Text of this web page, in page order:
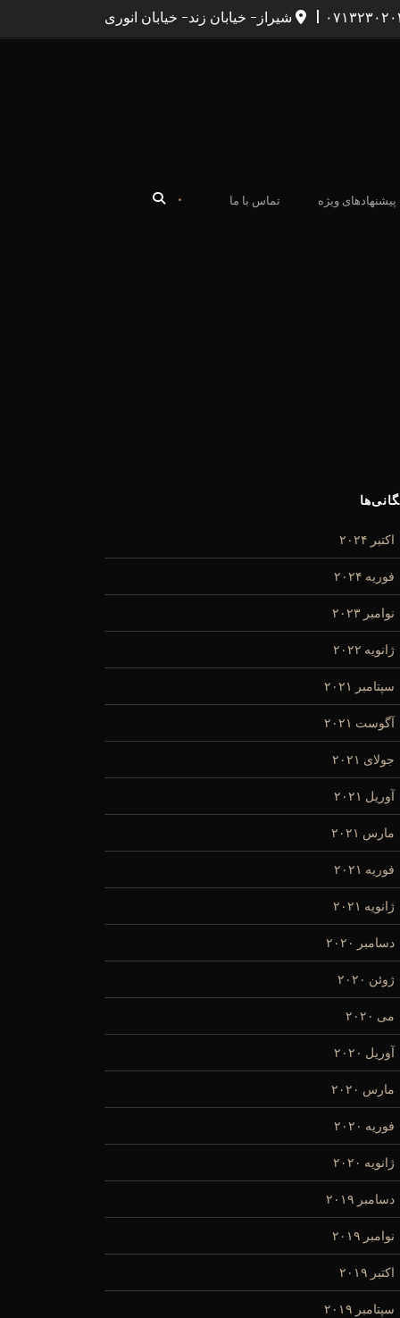
شیراز- خیابان زند- خیابان انوری
پیشنهادهای ویژه تماس با ما •
اکتبر ۲۰۲۴
فوریه ۲۰۲۴
نوامبر ۲۰۲۳
ژانویه ۲۰۲۲
سپتامبر ۲۰۲۱
آگوست ۲۰۲۱
جولای ۲۰۲۱
آوریل ۲۰۲۱
مارس ۲۰۲۱
فوریه ۲۰۲۱
ژانویه ۲۰۲۱
دسامبر ۲۰۲۰
ژوئن ۲۰۲۰
می ۲۰۲۰
آوریل ۲۰۲۰
مارس ۲۰۲۰
فوریه ۲۰۲۰
ژانویه ۲۰۲۰
دسامبر ۲۰۱۹
نوامبر ۲۰۱۹
اکتبر ۲۰۱۹
سپتامبر ۲۰۱۹